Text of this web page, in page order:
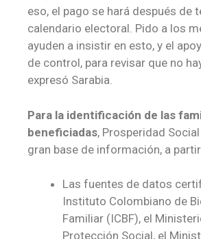
eso, el pago se hará después de
calendario electoral. Pido a los
ayuden a insistir en esto, y el
de control, para revisar que no
expresó Sarabia.
Para la identificación de las
beneficiadas, Prosperidad
gran base de información, a
Las fuentes de datos
Instituto Colombiano de
Familiar (ICBF), el
Protección Social, el